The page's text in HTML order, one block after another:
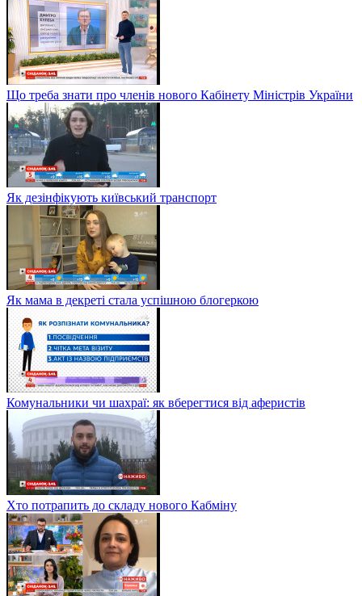
Що треба знати про членів нового Кабінету Міністрів України
Як дезінфікують київський транспорт
Як мама в декреті стала успішною блогеркою
Комунальники чи шахраї: як вберегтися від аферистів
Хто потрапить до складу нового Кабміну